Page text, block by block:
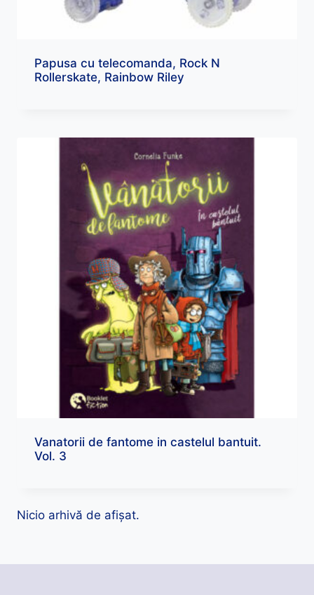
Papusa cu telecomanda, Rock N
Rollerskate, Rainbow Riley
Vanatorii de fantome in castelul bantuit.
Vol. 3
Nicio arhivă de afișat.